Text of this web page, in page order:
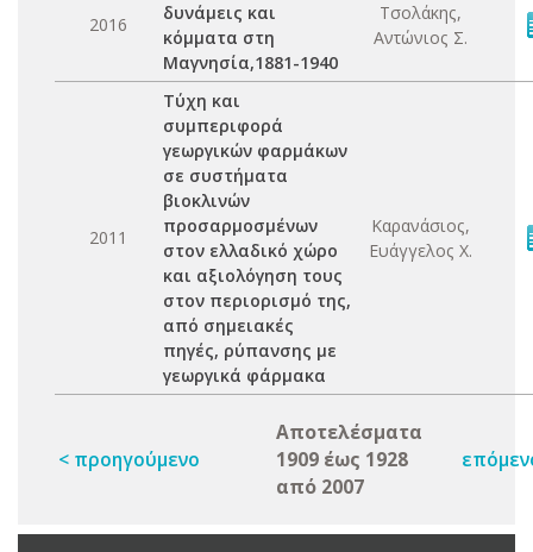
2016
δυνάμεις και
κόμματα στη
Μαγνησία,1881-1940
Τσολάκης,
Αντώνιος Σ.
2011
Τύχη και
συμπεριφορά
γεωργικών φαρμάκων
σε συστήματα
βιοκλινών
προσαρμοσμένων
στον ελλαδικό χώρο
και αξιολόγηση τους
στον περιορισμό της,
από σημειακές
πηγές, ρύπανσης με
γεωργικά φάρμακα
Καρανάσιος,
Ευάγγελος Χ.
< προηγούμενο
Αποτελέσματα
1909 έως 1928
από 2007